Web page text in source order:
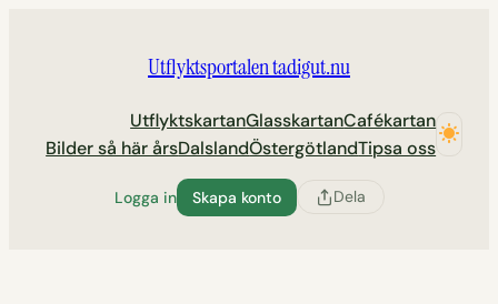
Utflyktsportalen tadigut.nu
UtflyktskartanGlasskartanCafékartan
Bilder så här årsDalslandÖstergötlandTipsa oss
Logga in Skapa konto Dela